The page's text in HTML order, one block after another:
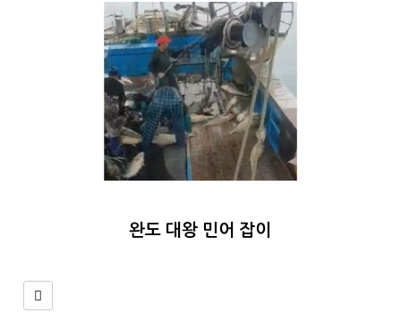
완도 대왕 민어 잡이